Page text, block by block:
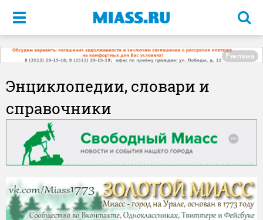
Меню
Реклама
Энциклопедии, словари и
справочники